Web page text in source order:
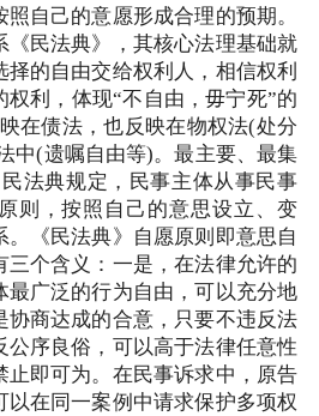
自己的意愿形成合理的预期。
《民法典》，其核心法理基础就
的自由交给权利人，相信权利
权利，体现“不自由，毋宁死”的
在债法，也反映在物权法(处分
中(遗嘱自由等)。最主要、最集
法典规定，民事主体从事民事
则，按照自己的意思设立、变
。《民法典》自愿原则即意思自
三个含义：一是，在法律允许的
最广泛的行为自由，可以充分地
协商达成的合意，只要不违反法
公序良俗，可以高于法律任意性
止即可为。在民事诉求中，原告
以在同一案例中请求保护多项权